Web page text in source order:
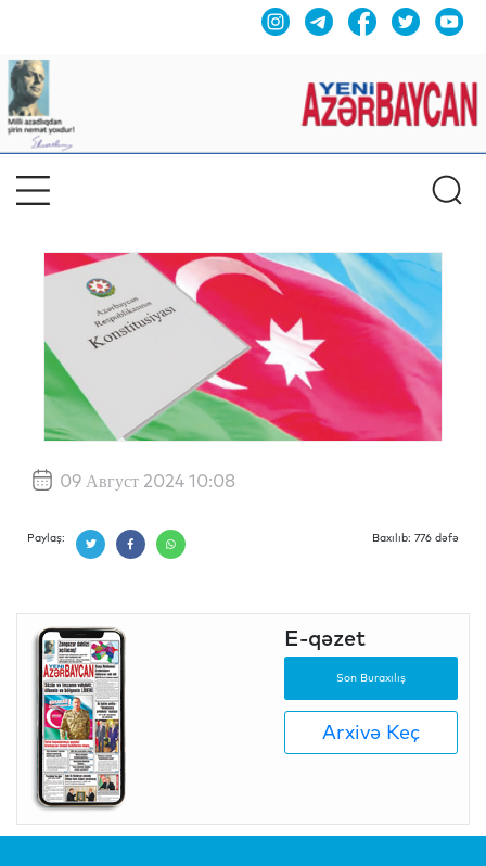
09 Август 2024 10:08
Paylaş: Baxılıb: 776 dəfə
E-qəzet
Son Buraxılış
Arxivə Keç